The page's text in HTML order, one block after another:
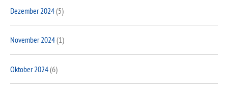
Dezember 2024(5)
November 2024(1)
Oktober 2024(6)